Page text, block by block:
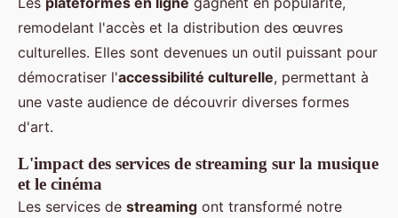
remodelant l'accès et la distribution des œuvres
culturelles. Elles sont devenues un outil puissant pour
démocratiser l'accessibilité culturelle, permettant à
une vaste audience de découvrir diverses formes
d'art.
L'impact des services de streaming sur la musique
et le cinéma
Les services de streaming ont transformé notre